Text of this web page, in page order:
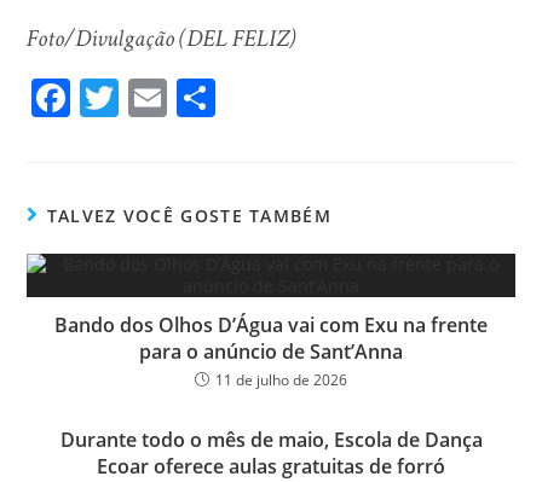
Foto/Divulgação (DEL FELIZ)
Fa
ok
T
er
E
TALVEZ VOCÊ GOSTE TAMBÉM
Bando dos Olhos D’Água vai com Exu na frente
para o anúncio de Sant’Anna
11 de julho de 2026
Durante todo o mês de maio, Escola de Dança
Ecoar oferece aulas gratuitas de forró